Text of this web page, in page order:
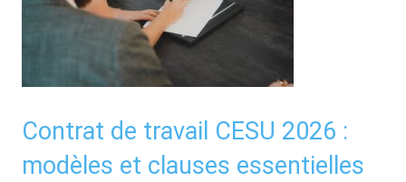
Contrat de travail CESU 2026 :
modèles et clauses essentielles